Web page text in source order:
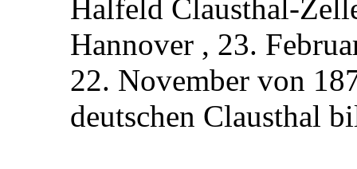
Halfeld Clausthal-
Hannover , 23.
22. November von
deutschen Clausthal